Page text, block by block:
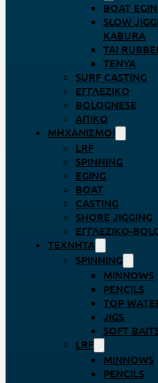
BOAT
SLOW
KABURA
TAI
TENYA
SURF CASTING
ΕΓΓΛΈΖΙΚΟ
BOLOGNESE
ΑΠΊΚΟ
ΜΗΧΑΝΙΣΜΟΊ
LRF
SPINNING
EGING
BOAT
CASTING
SHORE JIGGING
ΕΓΓΛΈΖΙΚΟ-
ΤΕΧΝΗΤΆ
SPINNING
MINNOWS
PENCILS
TOP
JIGS
SOFT
LRF
MINNOWS
PENCILS